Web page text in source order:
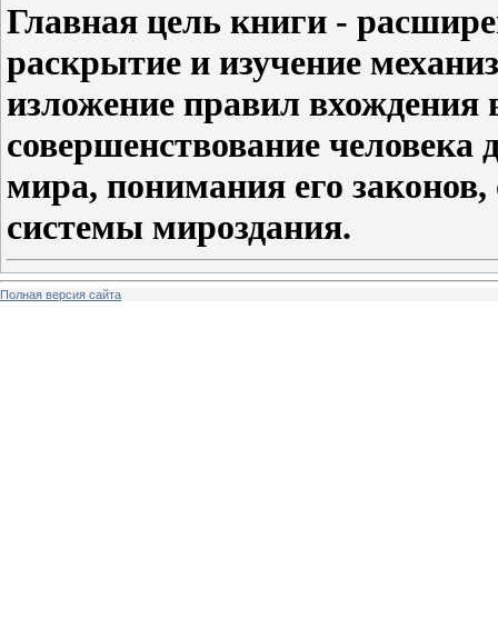
Главная цель книги -
раскрытие и изучение
изложение правил вхождения
совершенствование
мира, понимания его законов,
системы мироздания.
Полная версия сайта